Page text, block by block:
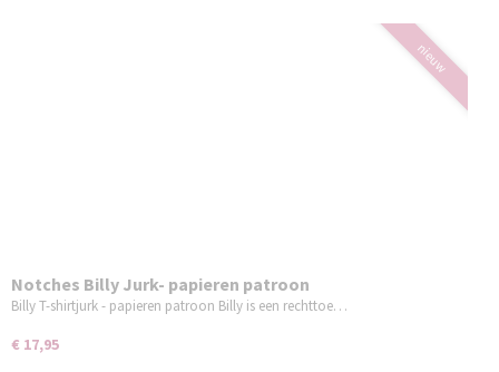
nieuw
Notches Billy Jurk- papieren patroon
Billy T-shirtjurk - papieren patroon Billy is een rechttoe…
€ 17,95